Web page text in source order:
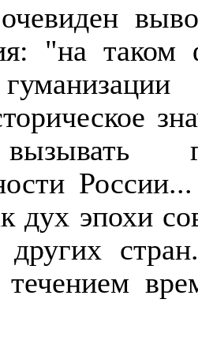
очевиден
"на таком
дух эпохи
других
течением